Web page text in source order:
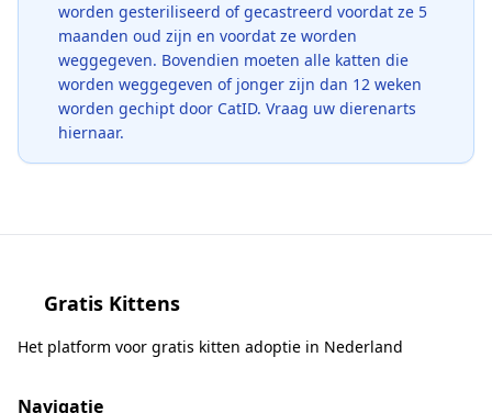
worden gesteriliseerd of gecastreerd voordat ze 5
maanden oud zijn en voordat ze worden
weggegeven. Bovendien moeten alle katten die
worden weggegeven of jonger zijn dan 12 weken
worden gechipt door CatID. Vraag uw dierenarts
hiernaar.
Gratis Kittens
Het platform voor gratis kitten adoptie in Nederland
Navigatie